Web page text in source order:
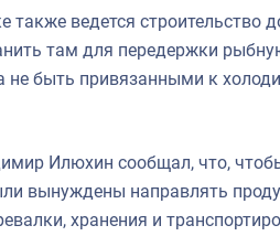
также ведется строительство
там для передержки
не быть привязанными к
Илюхин сообщал, что,
вынуждены направлять
хранения и